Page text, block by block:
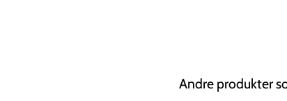
Andre produkter